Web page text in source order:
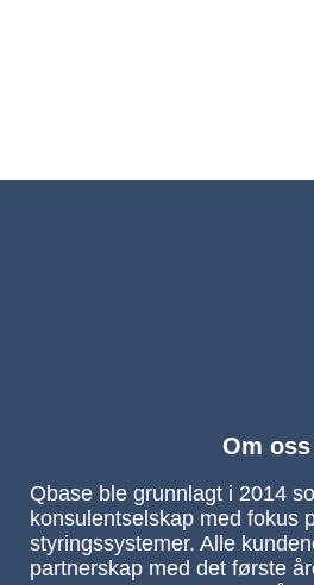
Om oss
Qbase ble grunnlagt i 2014
konsulentselskap med fokus
styringssystemer. Alle
partnerskap med det første